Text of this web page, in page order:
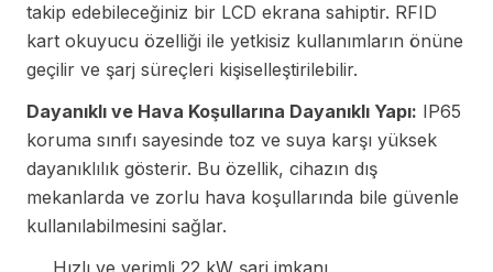
takip edebileceğiniz bir LCD ekrana sahiptir. RFID
kart okuyucu özelliği ile yetkisiz kullanımların önüne
geçilir ve şarj süreçleri kişiselleştirilebilir.
Dayanıklı ve Hava Koşullarına Dayanıklı Yapı: IP65
koruma sınıfı sayesinde toz ve suya karşı yüksek
dayanıklılık gösterir. Bu özellik, cihazın dış
mekanlarda ve zorlu hava koşullarında bile güvenle
kullanılabilmesini sağlar.
Hızlı ve verimli 22 kW şarj imkanı